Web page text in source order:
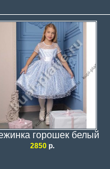
горошек белый
2850 р.